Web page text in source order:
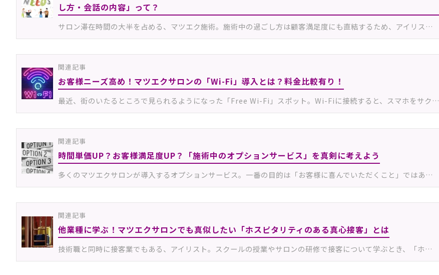
し方・会話の内容」って？
サロン滞在時間の大半を占める、マツエク施術。施術中の過ごし方は顧客満足度にも直結するため、アイリス…
関連記事
お客様ニーズ高め！マツエクサロンの「Wi-Fi」導入とは？料金比較有り！
最近、街のいたるところで見られるようになった「Free Wi-Fi」スポット。Wi-Fiに接続すると、スマホをサク…
関連記事
時間単価UP？お客様満足度UP？「施術中のオプションサービス」を真剣に考えよう
多くのマツエクサロンが導入するオプションサービス。一番の目的は「お客様に喜んでいただくこと」ではあ…
関連記事
他業種に学ぶ！マツエクサロンでも真似したい「ホスピタリティのある真心接客」とは
技術職と同時に接客業でもある、アイリスト。スクールの授業やサロンの研修で接客について学ぶとき、「ホ…